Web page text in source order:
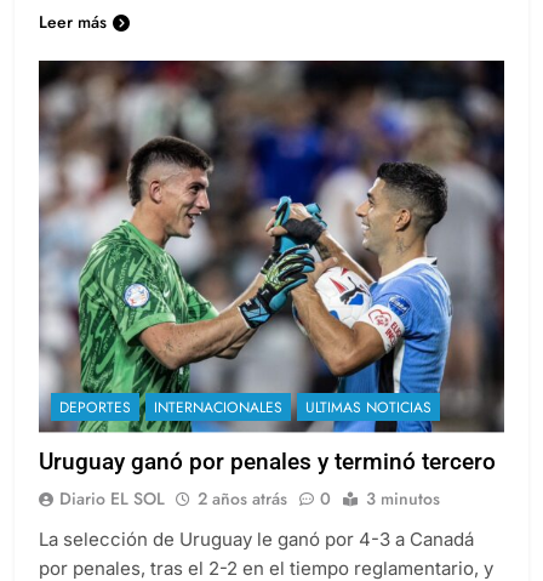
Leer más
DEPORTES INTERNACIONALES ULTIMAS NOTICIAS
Uruguay ganó por penales y terminó tercero
Diario EL SOL 2 años atrás 0 3 minutos
La selección de Uruguay le ganó por 4-3 a Canadá
por penales, tras el 2-2 en el tiempo reglamentario, y